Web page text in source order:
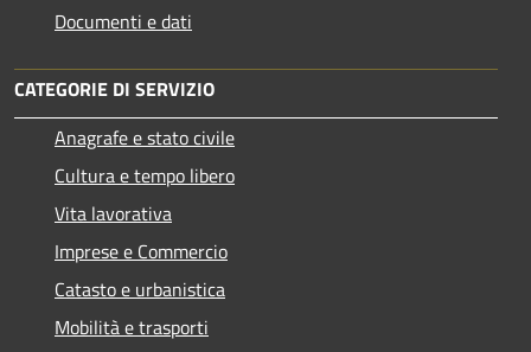
Documenti e dati
CATEGORIE DI SERVIZIO
Anagrafe e stato civile
Cultura e tempo libero
Vita lavorativa
Imprese e Commercio
Catasto e urbanistica
Mobilità e trasporti